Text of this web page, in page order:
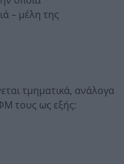
– μέλη της
τμηματικά, ανάλογα
τους ως εξής: